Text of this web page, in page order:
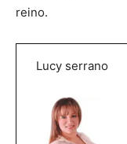
reino.
Lucy serrano